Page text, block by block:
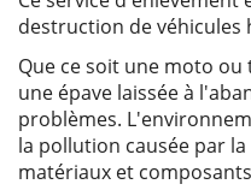
destruction de véhicules
Que ce soit une moto
une épave laissée à
problèmes.
la pollution causée par
matériaux et